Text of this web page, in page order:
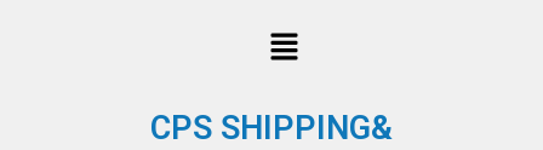
CPS SHIPPING&